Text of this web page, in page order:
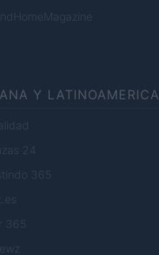
Y LATINOAMERICA
24
365
365